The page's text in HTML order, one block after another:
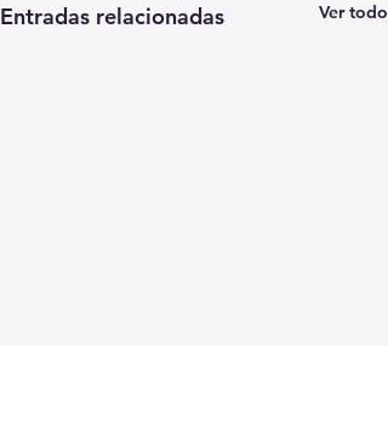
Entradas relacionadas Ver todo